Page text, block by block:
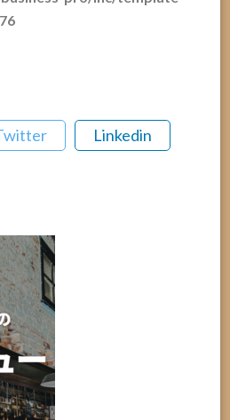
Linkedin